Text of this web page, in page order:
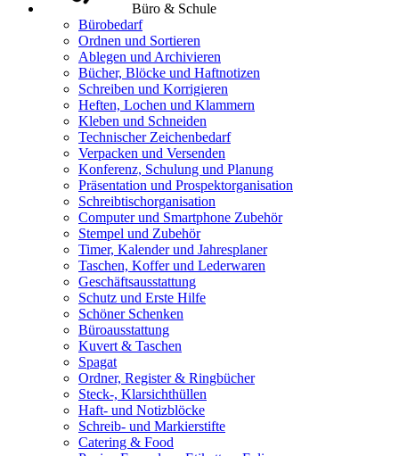
Büro & Schule
Bürobedarf
Ordnen und Sortieren
Ablegen und Archivieren
Bücher, Blöcke und Haftnotizen
Schreiben und Korrigieren
Heften, Lochen und Klammern
Kleben und Schneiden
Technischer Zeichenbedarf
Verpacken und Versenden
Konferenz, Schulung und Planung
Präsentation und Prospektorganisation
Schreibtischorganisation
Computer und Smartphone Zubehör
Stempel und Zubehör
Timer, Kalender und Jahresplaner
Taschen, Koffer und Lederwaren
Geschäftsausstattung
Schutz und Erste Hilfe
Schöner Schenken
Büroausstattung
Kuvert & Taschen
Spagat
Ordner, Register & Ringbücher
Steck-, Klarsichthüllen
Haft- und Notizblöcke
Schreib- und Markierstifte
Catering & Food